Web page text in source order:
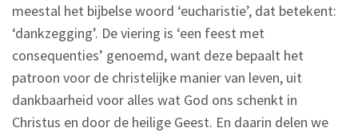
meestal het bijbelse woord ‘eucharistie’, dat betekent:
‘dankzegging’. De viering is ‘een feest met
consequenties’ genoemd, want deze bepaalt het
patroon voor de christelijke manier van leven, uit
dankbaarheid voor alles wat God ons schenkt in
Christus en door de heilige Geest. En daarin delen we